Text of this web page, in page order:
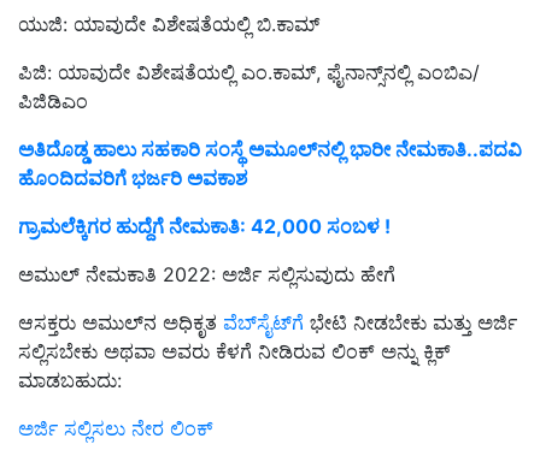
ಯುಜಿ: ಯಾವುದೇ ವಿಶೇಷತೆಯಲ್ಲಿ ಬಿ.ಕಾಮ್
ಪಿಜಿ: ಯಾವುದೇ ವಿಶೇಷತೆಯಲ್ಲಿ ಎಂ.ಕಾಮ್, ಫೈನಾನ್ಸ್‌ನಲ್ಲಿ ಎಂಬಿಎ/
ಪಿಜಿಡಿಎಂ
ಅತಿದೊಡ್ಡ ಹಾಲು ಸಹಕಾರಿ ಸಂಸ್ಥೆ ಅಮೂಲ್‌ನಲ್ಲಿ ಭಾರೀ ನೇಮಕಾತಿ..ಪದವಿ
ಹೊಂದಿದವರಿಗೆ ಭರ್ಜರಿ ಅವಕಾಶ
ಗ್ರಾಮಲೆಕ್ಕಿಗರ ಹುದ್ದೆಗೆ ನೇಮಕಾತಿ: 42,000 ಸಂಬಳ !
ಅಮುಲ್ ನೇಮಕಾತಿ 2022: ಅರ್ಜಿ ಸಲ್ಲಿಸುವುದು ಹೇಗೆ
ಆಸಕ್ತರು ಅಮುಲ್‌ನ ಅಧಿಕೃತ ವೆಬ್‌ಸೈಟ್‌ಗೆ ಭೇಟಿ ನೀಡಬೇಕು ಮತ್ತು ಅರ್ಜಿ
ಸಲ್ಲಿಸಬೇಕು ಅಥವಾ ಅವರು ಕೆಳಗೆ ನೀಡಿರುವ ಲಿಂಕ್ ಅನ್ನು ಕ್ಲಿಕ್
ಮಾಡಬಹುದು:
ಅರ್ಜಿ ಸಲ್ಲಿಸಲು ನೇರ ಲಿಂಕ್